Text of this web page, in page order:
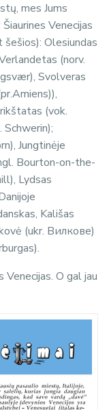
mes Jums
Venecijas
Olesiundas
(norv.
Svolveras
(vok.
Jungtinėje
Bourton-on-the-
Lydsas
Kališas
(ukr. Вилкове)
O gal jau